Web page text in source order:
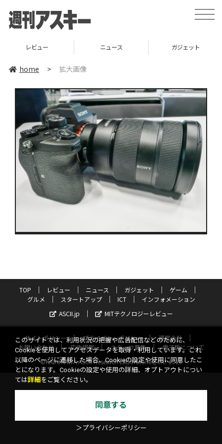
toggle
レビュー ニュース ガジェット
home > 拡大画像
TOP レビュー ニュース ガジェット
ゲーム
グルメ
スタートアップ ICT
インフォメーション
ASCII.jp
MITテクノロジーレビュー
サイトポリシー プライバシーポリシー
運営会社
お問い合わせ
広告掲載 スタッフ募集
電子版について
©KADOKAWA ASCII Research Laboratories, Inc. 2026
このサイトでは、利用状況の把握や広告配信などのために、
Cookieを使用してアクセスデータを取得・利用しています。これ
以降のページに遷移した場合、Cookieの設定や使用に同意したこ
とになります。Cookieの設定や使用の詳細、オプトアウトについ
ては詳細 をご覧ください。
同意する
＞プライバシーポリシー